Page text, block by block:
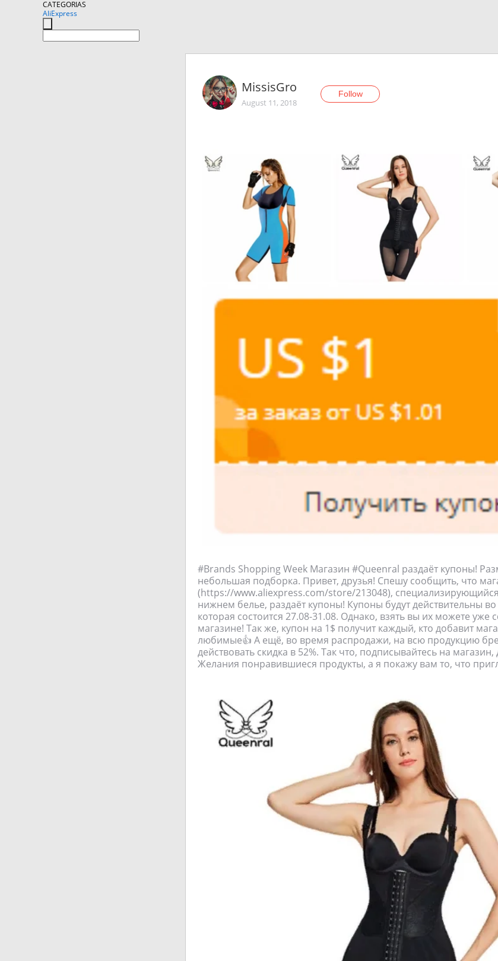
CATEGORIAS
AliExpress
MissisGro
August 11, 2018
Follow
#Brands Shopping Week Магазин #Queenral раздаёт купоны!
небольшая подборка. Привет, друзья! Спешу сообщить, что
(https://www.aliexpress.com/store/213048),
нижнем белье, раздаёт купоны! Купоны будут действительны
которая состоится 27.08-31.08. Однако, взять вы их можете уже
магазине! Так же, купон на 1$ получит каждый, кто добавит
любимые👍 А ещё, во время распродажи, на всю продукцию
действовать скидка в 52%. Так что, подписывайтесь на
Желания понравившиеся продукты, а я покажу вам то, что